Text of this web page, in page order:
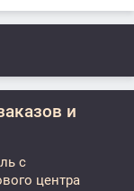
и
с
центра